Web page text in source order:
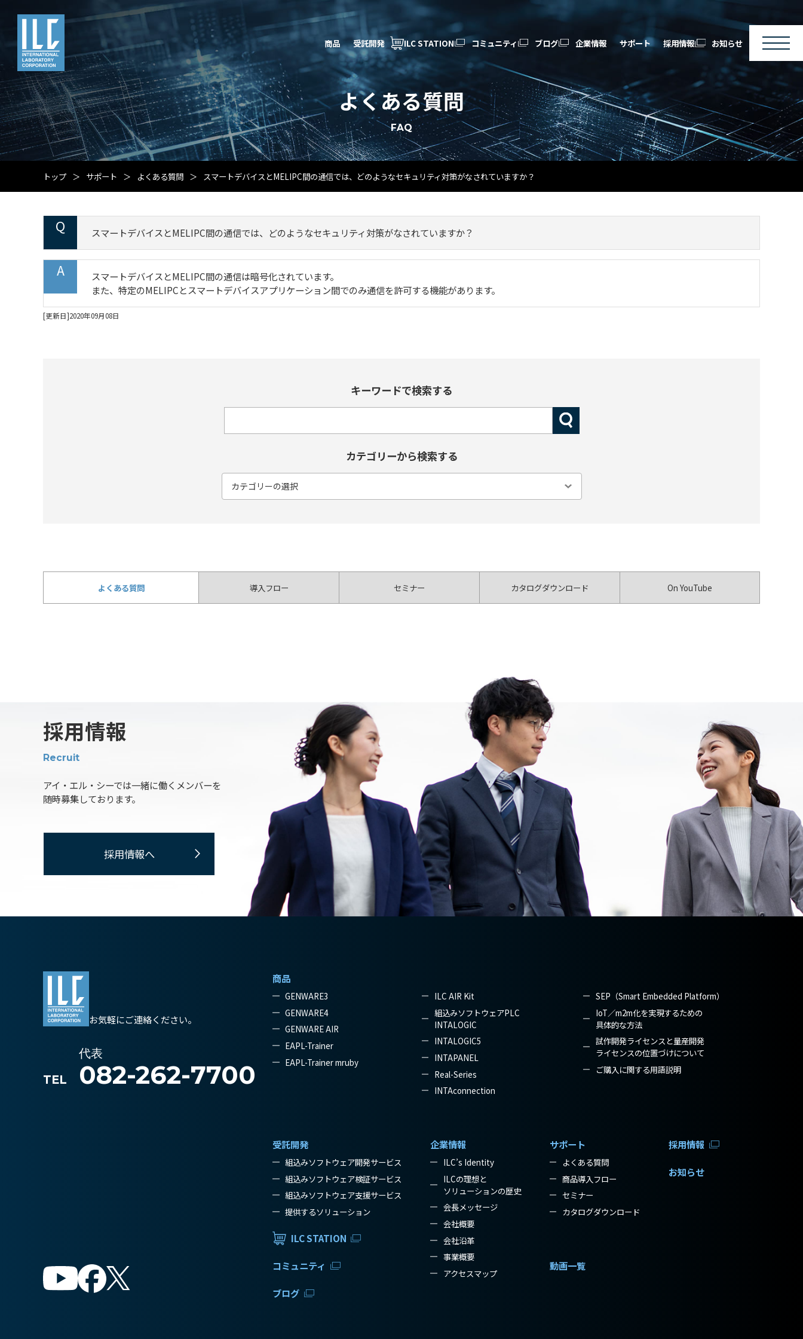
商品 受託開発 ILC STATION コミュニティ ブログ 企業情報 サポート 採用情報 お知らせ
よくある質問
FAQ
トップ サポート よくある質問 スマートデバイスとMELIPC間の通信では、どのようなセキュリティ対策がなされていますか？
スマートデバイスとMELIPC間の通信では、どのようなセキュリティ対策がなされていますか？
スマートデバイスとMELIPC間の通信は暗号化されています。
また、特定のMELIPCとスマートデバイスアプリケーション間でのみ通信を許可する機能があります。
[更新日]2020年09月08日
キーワードで検索する
カテゴリーから検索する
よくある質問 導入フロー セミナー カタログダウンロード On YouTube
採用情報
Recruit
アイ・エル・シーでは一緒に働くメンバーを
随時募集しております。
採用情報へ
お気軽にご連絡ください。
代表
TEL
082-262-7700
商品
GENWARE3
GENWARE4
GENWARE AIR
EAPL-Trainer
EAPL-Trainer mruby
ILC AIR Kit
組込みソフトウェアPLC
INTALOGIC
INTALOGIC5
INTAPANEL
Real-Series
INTAconnection
SEP（Smart Embedded Platform）
IoT／m2m化を実現するための
具体的な方法
試作開発ライセンスと量産開発
ライセンスの位置づけについて
ご購入に関する用語説明
受託開発
組込みソフトウェア開発サービス
組込みソフトウェア検証サービス
組込みソフトウェア支援サービス
提供するソリューション
ILC STATION
コミュニティ
ブログ
企業情報
ILC’s Identity
ILCの理想と
ソリューションの歴史
会長メッセージ
会社概要
会社沿革
事業概要
アクセスマップ
サポート
よくある質問
商品導入フロー
セミナー
カタログダウンロード
動画一覧
採用情報
お知らせ